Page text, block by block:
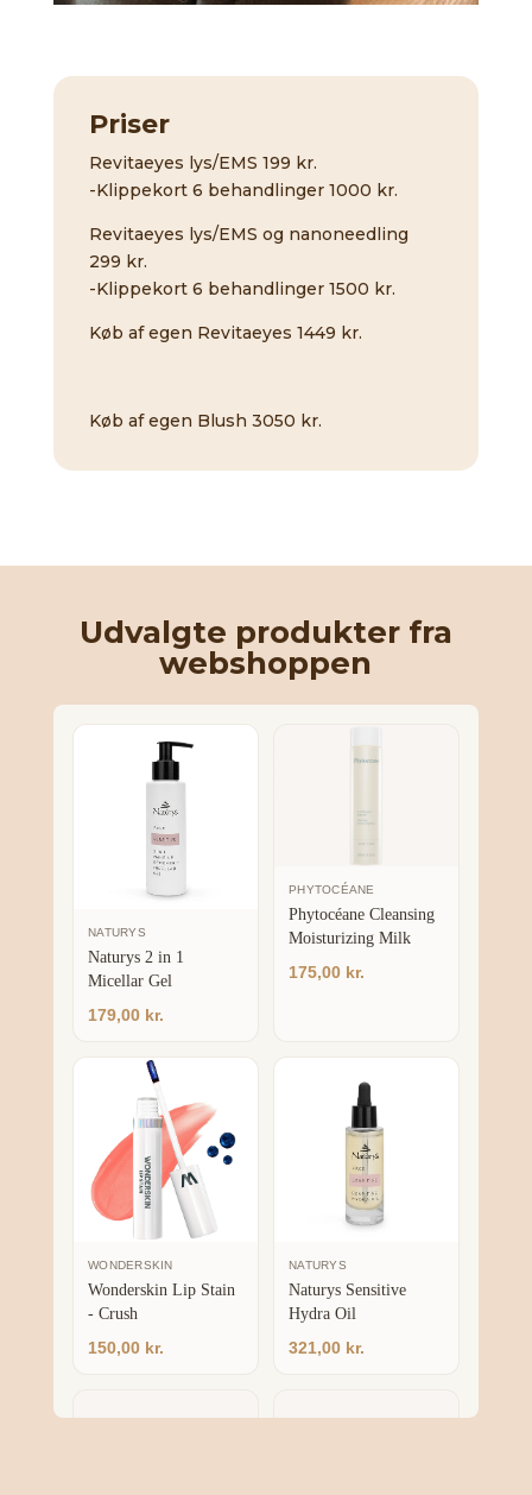
Priser
Revitaeyes lys/EMS 199 kr.
-Klippekort 6 behandlinger 1000 kr.
Revitaeyes lys/EMS og nanoneedling
299 kr.
-Klippekort 6 behandlinger 1500 kr.
Køb af egen Revitaeyes 1449 kr.
Køb af egen Blush 3050 kr.
Udvalgte produkter fra
webshoppen